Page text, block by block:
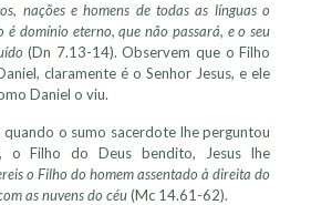
nações e homens de todas as línguas o
é domínio eterno, que não passará, e o seu
(Dn 7.13-14). Observem que o Filho
claramente é o Senhor Jesus, e ele
Daniel o viu.
o sumo sacerdote lhe perguntou
o Filho do Deus bendito, Jesus lhe
o Filho do homem assentado à direita do
as nuvens do céu(Mc 14.61-62).